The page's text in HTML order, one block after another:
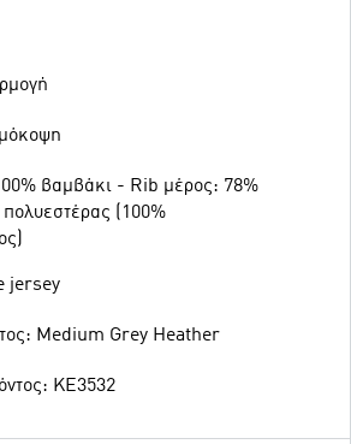
βαμβάκι - Rib μέρος: 78%
(100%
jersey
Medium Grey Heather
KE3532